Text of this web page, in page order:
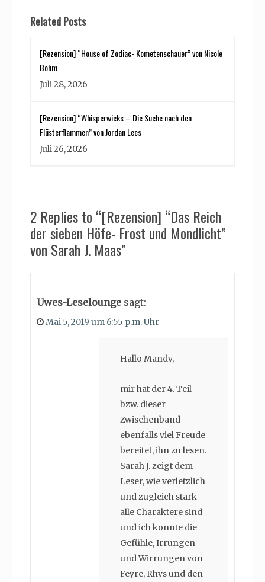
Related Posts
[Rezension] “House of Zodiac- Kometenschauer” von Nicole
Böhm
Juli 28, 2026
[Rezension] “Whisperwicks – Die Suche nach den
Flüsterflammen” von Jordan Lees
Juli 26, 2026
2 Replies to “[Rezension] “Das Reich
der sieben Höfe- Frost und Mondlicht”
von Sarah J. Maas”
Uwes-Leselounge sagt:
Mai 5, 2019 um 6:55 p.m. Uhr
Hallo Mandy,
mir hat der 4. Teil
bzw. dieser
Zwischenband
ebenfalls viel Freude
bereitet, ihn zu lesen.
Sarah J. zeigt dem
Leser, wie verletzlich
und zugleich stark
alle Charaktere sind
und ich konnte die
Gefühle, Irrungen
und Wirrungen von
Feyre, Rhys und den